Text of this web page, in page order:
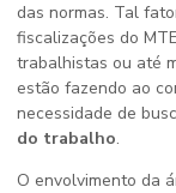
das normas. Tal
fiscalizações do
trabalhistas ou até
estão fazendo ao
necessidade de
do trabalho.
O envolvimento da